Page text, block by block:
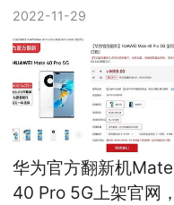
2022-11-29
华为官方翻新机Mate
40 Pro 5G上架官网，